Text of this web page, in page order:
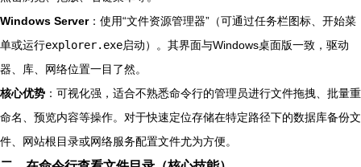
Windows Server：使用“文件资源管理器”（可通过任务栏图标、开始菜
单或运行explorer.exe启动）。其界面与Windows桌面版一致，驱动
器、库、网络位置一目了然。
核心优势 ：可视化强，适合不熟悉命令行的管理员进行文件拖拽、批量重
命名、预览内容等操作。对于快速定位存储在特定路径下的数据库备份文
件、网站根目录或网络服务配置文件尤为方便。